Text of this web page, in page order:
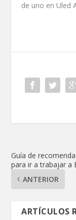
de uno en Uled
Guía de
para ir a trabajar a
ANTERIOR
ARTÍCULOS